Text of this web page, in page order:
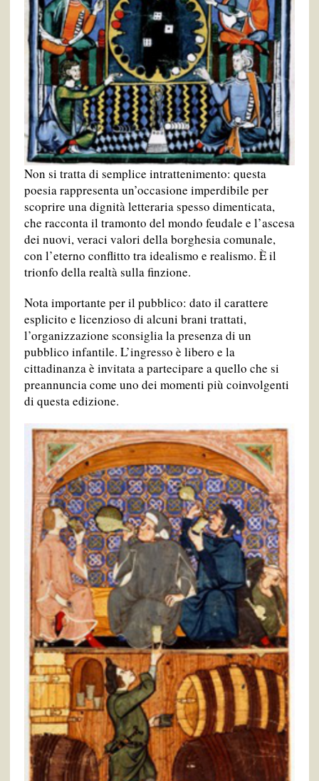
Non si tratta di semplice intrattenimento: questa
poesia rappresenta un’occasione imperdibile per
scoprire una dignità letteraria spesso dimenticata,
che racconta il tramonto del mondo feudale e l’ascesa
dei nuovi, veraci valori della borghesia comunale,
con l’eterno conflitto tra idealismo e realismo. È il
trionfo della realtà sulla finzione.
Nota importante per il pubblico: dato il carattere
esplicito e licenzioso di alcuni brani trattati,
l’organizzazione sconsiglia la presenza di un
pubblico infantile. L’ingresso è libero e la
cittadinanza è invitata a partecipare a quello che si
preannuncia come uno dei momenti più coinvolgenti
di questa edizione.